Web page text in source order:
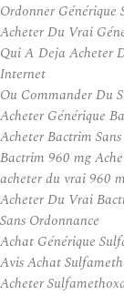
Ordonner
Acheter Du Vrai
Qui A Deja Acheter
Internet
Ou Commander Du
Acheter Générique
Acheter Bactrim
Bactrim 960 mg
acheter du vrai 960
Acheter Du Vrai
Sans Ordonnance
Achat Générique
Avis Achat
Acheter